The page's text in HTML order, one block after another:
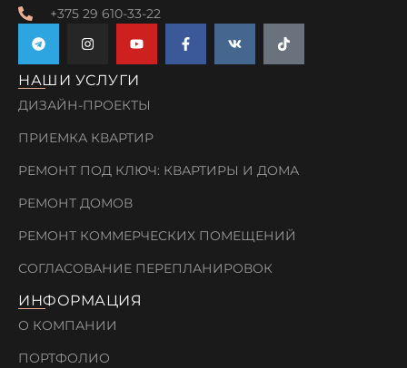
+375 29 610-33-22
НАШИ УСЛУГИ
ДИЗАЙН-ПРОЕКТЫ
ПРИЕМКА КВАРТИР
РЕМОНТ ПОД КЛЮЧ: КВАРТИРЫ И ДОМА
РЕМОНТ ДОМОВ
РЕМОНТ КОММЕРЧЕСКИХ ПОМЕЩЕНИЙ
СОГЛАСОВАНИЕ ПЕРЕПЛАНИРОВОК
ИНФОРМАЦИЯ
О КОМПАНИИ
ПОРТФОЛИО